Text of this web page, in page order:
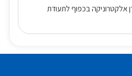
אלקטרוניקה בכפוף לתעודת